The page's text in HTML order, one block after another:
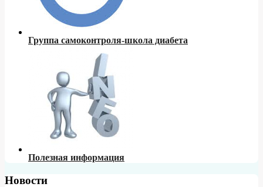
Группа самоконтроля-школа диабета
Полезная информация
Новости